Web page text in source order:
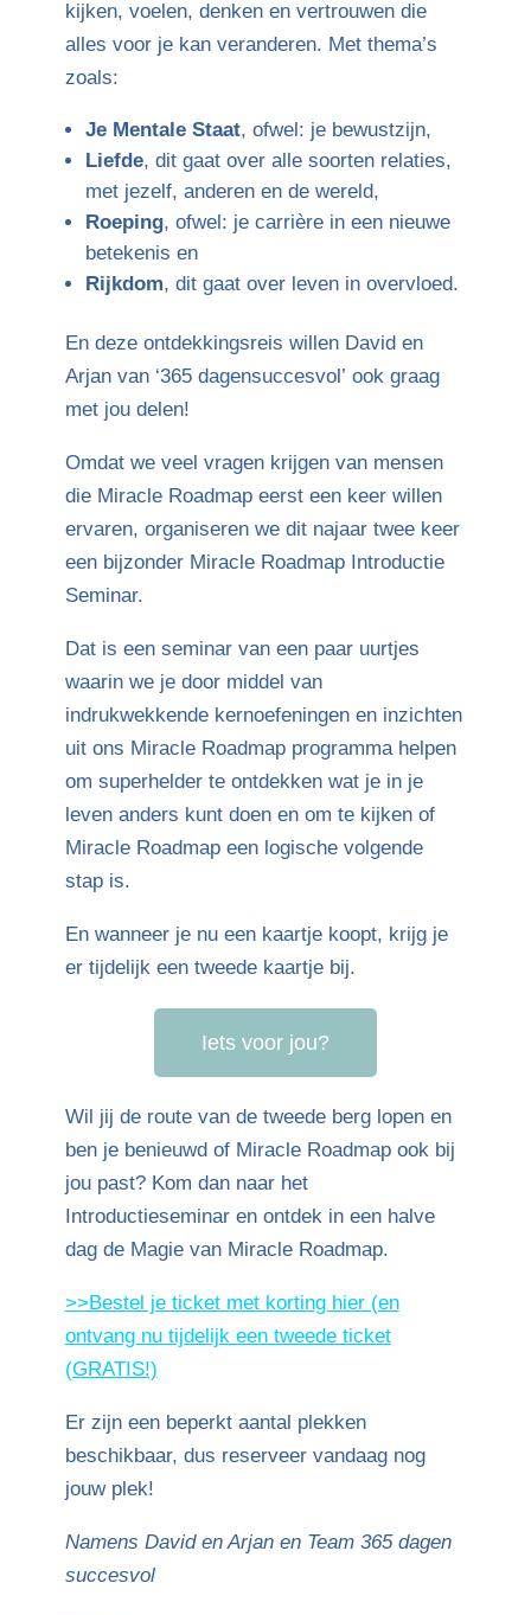
kijken, voelen, denken en vertrouwen die
alles voor je kan veranderen. Met thema’s
zoals:
Je Mentale Staat, ofwel: je bewustzijn,
Liefde, dit gaat over alle soorten relaties,
met jezelf, anderen en de wereld,
Roeping, ofwel: je carrière in een nieuwe
betekenis en
Rijkdom, dit gaat over leven in overvloed.
En deze ontdekkingsreis willen David en
Arjan van ‘365 dagensuccesvol’ ook graag
met jou delen!
Omdat we veel vragen krijgen van mensen
die Miracle Roadmap eerst een keer willen
ervaren, organiseren we dit najaar twee keer
een bijzonder Miracle Roadmap Introductie
Seminar.
Dat is een seminar van een paar uurtjes
waarin we je door middel van
indrukwekkende kernoefeningen en inzichten
uit ons Miracle Roadmap programma helpen
om superhelder te ontdekken wat je in je
leven anders kunt doen en om te kijken of
Miracle Roadmap een logische volgende
stap is.
En wanneer je nu een kaartje koopt, krijg je
er tijdelijk een tweede kaartje bij.
Iets voor jou?
Wil jij de route van de tweede berg lopen en
ben je benieuwd of Miracle Roadmap ook bij
jou past? Kom dan naar het
Introductieseminar en ontdek in een halve
dag de Magie van Miracle Roadmap.
>>Bestel je ticket met korting hier (en
ontvang nu tijdelijk een tweede ticket
(GRATIS!)
Er zijn een beperkt aantal plekken
beschikbaar, dus reserveer vandaag nog
jouw plek!
Namens David en Arjan en Team 365 dagen
succesvol